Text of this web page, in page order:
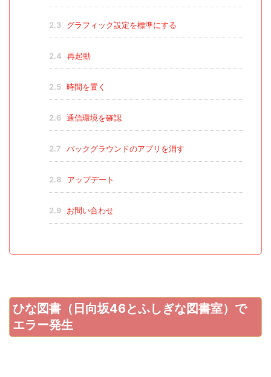
2.3 グラフィック設定を標準にする
2.4 再起動
2.5 時間を置く
2.6 通信環境を確認
2.7 バックグラウンドのアプリを消す
2.8 アップデート
2.9 お問い合わせ
ひな図書（日向坂46とふしぎな図書室）で
エラー発生